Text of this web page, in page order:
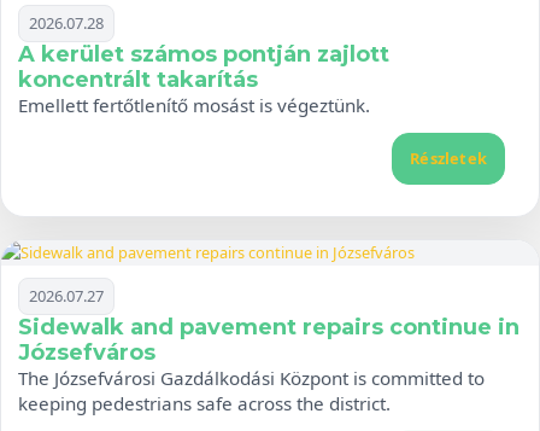
2026.07.28
A kerület számos pontján zajlott
koncentrált takarítás
Emellett fertőtlenítő mosást is végeztünk.
Részletek
2026.07.27
Sidewalk and pavement repairs continue in
Józsefváros
The Józsefvárosi Gazdálkodási Központ is committed to
keeping pedestrians safe across the district.